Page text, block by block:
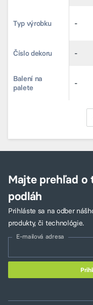
Typ výrobku -
Číslo dekoru -
Balení na
palete
-
Typ výrobku -
Číslo dekoru -
Balení na
palete
-
Majte prehľad o
podláh
Prihláste sa na odber
produkty, či technológie.
E-mailová adresa